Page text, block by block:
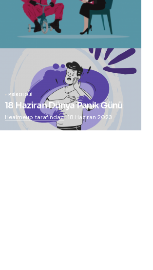
“Squid Game” Bize Ne Anlatmak
İstiyor?
PSIKOLOJI
18 Haziran Dünya Panik Günü
Healmeup tarafından 18 Haziran 2023